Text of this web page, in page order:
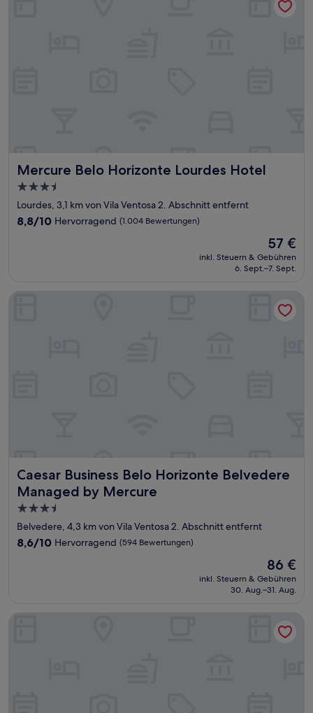
Mercure Belo Horizonte Lourdes Hotel
Mercure Belo Horizonte Lourdes Hotel
3.5-
Sterne-
Unterkunft
Lourdes, 3,1 km von Vila Ventosa 2. Abschnitt entfernt
8.8
8,8/10 Hervorragend (1.004 Bewertungen)
Der
Preis
beträgt
57 €
inkl. Steuern & Gebühren
6. Sept.–7. Sept.
Caesar Business Belo Horizonte Belvedere
Managed by Mercure
Caesar Business Belo Horizonte Belvedere Managed by
3.5-
Sterne-
Unterkunft
Belvedere, 4,3 km von Vila Ventosa 2. Abschnitt entfernt
8.6
8,6/10 Hervorragend (594 Bewertungen)
Der
Preis
beträgt
86 €
inkl. Steuern & Gebühren
30. Aug.–31. Aug.
Esuites Savassi Toscanini